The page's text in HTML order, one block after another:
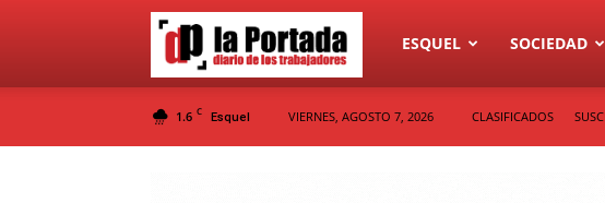
Diario
La
ESQUEL SOCIEDAD
1.6 C Esquel VIERNES, AGOSTO 7, 2026 CLASIFICADOS